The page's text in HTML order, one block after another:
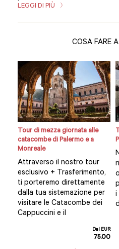
LEGGI DI PIÙ
COSA FARE
Tour di mezza giornata alle
catacombe di Palermo e a
Monreale
Attraverso il nostro tour
esclusivo + Trasferimento,
ti porteremo direttamente
dalla tua sistemazione per
visitare le Catacombe dei
Cappuccini e il
Dal EUR
75.00
i